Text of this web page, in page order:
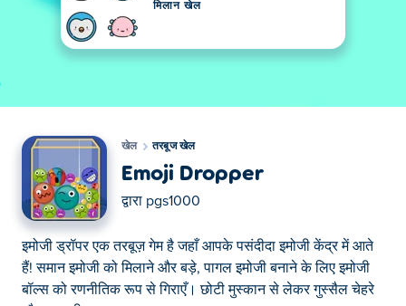
मिलान खेल
खेल तरबूज खेल
Emoji Dropper
द्वारा pgs1000
इमोजी ड्रॉपर एक तरबूज़ गेम है जहाँ आपके पसंदीदा इमोजी केंद्र में आते
हैं! समान इमोजी को मिलाने और बड़े, पागल इमोजी बनाने के लिए इमोजी
बॉल्स को रणनीतिक रूप से गिराएँ। छोटी मुस्कान से लेकर गुस्सैल चेहरे